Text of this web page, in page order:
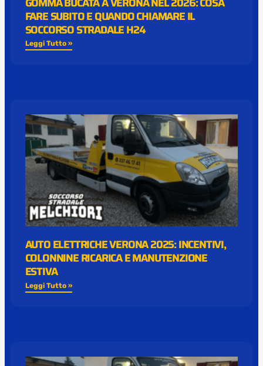
FARE SUBITO E QUANDO CHIAMARE IL
SOCCORSO STRADALE H24
Leggi Tutto »
AUTO ELETTRICHE VERONA 2025: INCENTIVI,
COLONNINE RICARICA E MANUTENZIONE
ESTIVA
Leggi Tutto »